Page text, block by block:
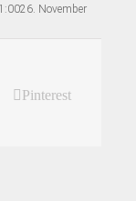
26. November
Pinterest